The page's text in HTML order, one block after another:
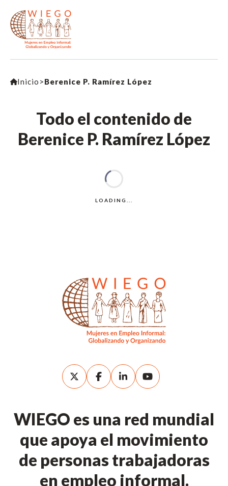
Inicio >Berenice P. Ramírez López
Todo el contenido de
Berenice P. Ramírez López
WIEGO es una red mundial
que apoya el movimiento
de personas trabajadoras
en empleo informal.